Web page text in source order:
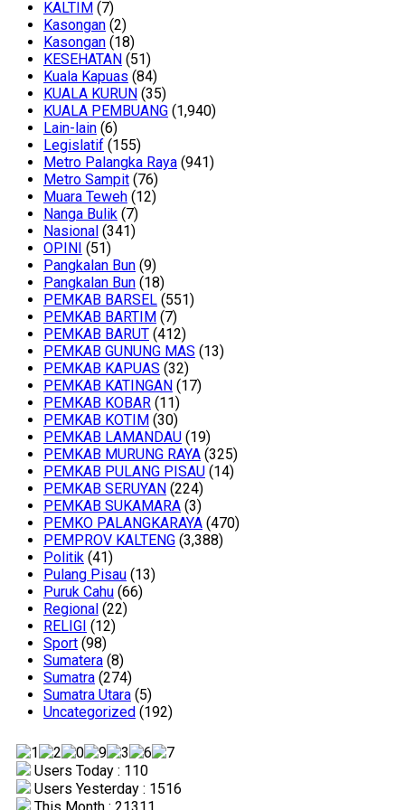
KALTIM (7)
Kasongan (2)
Kasongan (18)
KESEHATAN (51)
Kuala Kapuas (84)
KUALA KURUN (35)
KUALA PEMBUANG (1,940)
Lain-lain (6)
Legislatif (155)
Metro Palangka Raya (941)
Metro Sampit (76)
Muara Teweh (12)
Nanga Bulik (7)
Nasional (341)
OPINI (51)
Pangkalan Bun (9)
Pangkalan Bun (18)
PEMKAB BARSEL (551)
PEMKAB BARTIM (7)
PEMKAB BARUT (412)
PEMKAB GUNUNG MAS (13)
PEMKAB KAPUAS (32)
PEMKAB KATINGAN (17)
PEMKAB KOBAR (11)
PEMKAB KOTIM (30)
PEMKAB LAMANDAU (19)
PEMKAB MURUNG RAYA (325)
PEMKAB PULANG PISAU (14)
PEMKAB SERUYAN (224)
PEMKAB SUKAMARA (3)
PEMKO PALANGKARAYA (470)
PEMPROV KALTENG (3,388)
Politik (41)
Pulang Pisau (13)
Puruk Cahu (66)
Regional (22)
RELIGI (12)
Sport (98)
Sumatera (8)
Sumatra (274)
Sumatra Utara (5)
Uncategorized (192)
Users Today : 110
Users Yesterday : 1516